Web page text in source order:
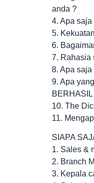
anda ?
4. Apa
5.
6.
7. Rahasia
8. Apa
9. Apa
10. The
11.
SIAPA
1. Sales &
2. Branch
3. Kepala